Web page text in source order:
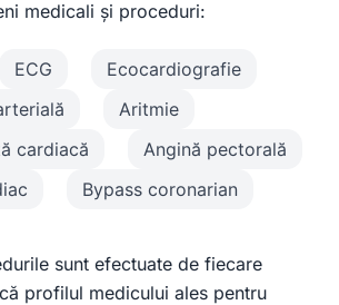
medicali și proceduri:
ECG
Ecocardiografie
Aritmie
cardiacă
Angină pectorală
Bypass coronarian
sunt efectuate de fiecare
profilul medicului ales pentru